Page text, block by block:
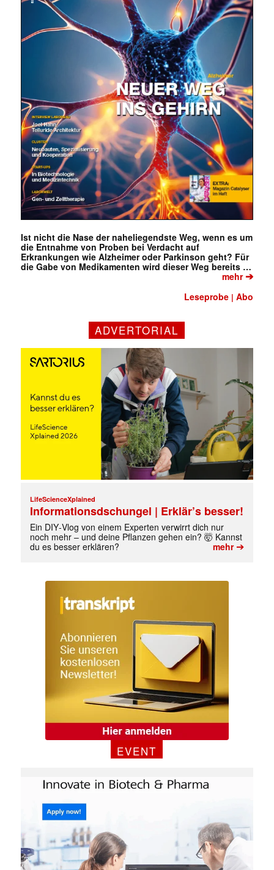
Mit dem |transkript-Newsletter
jede Woche aktuell informiert.
✕
Mail
(erforderlich)
Ist nicht die Nase der naheliegendste Weg, wenn es um
die Entnahme von Proben bei Verdacht auf
Erkrankungen wie Alzheimer oder Parkinson geht? Für
die Gabe von Medikamenten wird dieser Weg bereits …
mehr➔
Leseprobe |Abo
ADVERTORIAL
LifeScienceXplained
Informationsdschungel | Erklär’s besser!
Ein DIY‑Vlog von einem Experten verwirrt dich nur
noch mehr – und deine Pflanzen gehen ein? 🤯 Kannst
du es besser erklären?
mehr➔
EVENT